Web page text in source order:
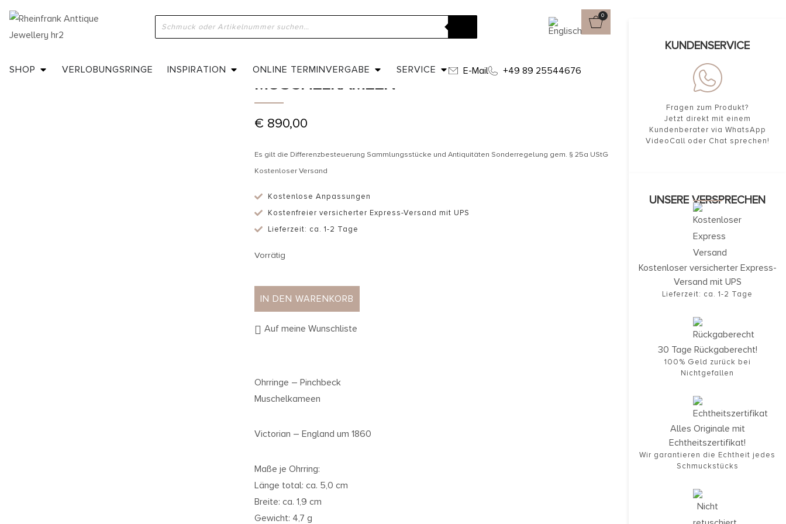
0
SHOP VERLOBUNGSRINGE INSPIRATION ONLINE TERMINVERGABE SERVICE E-Mail +49 89 25544676
Home»Shop»Um 1860 – Pinchbeck Ohrringe mit Muschelkameen
UM 1860 – PINCHBECK OHRRINGE MIT
MUSCHELKAMEEN
€ 890,00
Es gilt die Differenzbesteuerung Sammlungsstücke und Antiquitäten Sonderregelung gem. § 25a UStG
Kostenloser Versand
Kostenlose Anpassungen
Kostenfreier versicherter Express-Versand mit UPS
Lieferzeit: ca. 1-2 Tage
Vorrätig
IN DEN WARENKORB
Auf meine Wunschliste
Ohrringe – Pinchbeck
Muschelkameen
Victorian – England um 1860
Maße je Ohrring:
Länge total: ca. 5,0 cm
Breite: ca. 1,9 cm
Gewicht: 4,7 g
KUNDENSERVICE
Fragen zum Produkt?
Jetzt direkt mit einem
Kundenberater via WhatsApp
VideoCall oder Chat sprechen!
UNSERE VERSPRECHEN
Kostenloser versicherter Express-
Versand mit UPS
Lieferzeit: ca. 1-2 Tage
30 Tage Rückgaberecht!
100% Geld zurück bei
Nichtgefallen
Alles Originale mit
Echtheitszertifikat!
Wir garantieren die Echtheit jedes
Schmuckstücks